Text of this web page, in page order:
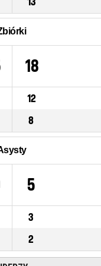
18
12
8
5
3
2